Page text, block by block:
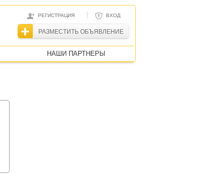
РЕГИСТРАЦИЯ | ВХОД
РАЗМЕСТИТЬ ОБЪЯВЛЕНИЕ
НАШИ ПАРТНЕРЫ